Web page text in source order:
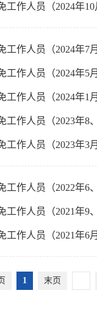
作人员（2024年10
作人员（2024年7月
作人员（2024年5月
作人员（2024年1月
作人员（2023年8、
作人员（2023年3月
作人员（2022年6、
作人员（2021年9、
作人员（2021年6月
1 末页